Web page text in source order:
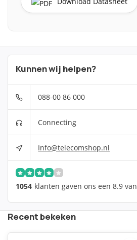
Kunnen wij helpen?
088-00 86 000
Connecting
Info@telecomshop.nl
1054 klanten gaven ons een 8.9 van
Recent bekeken